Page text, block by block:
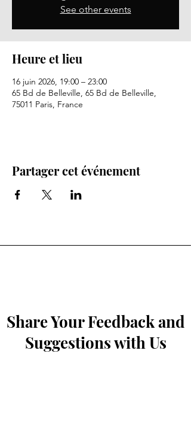
See other events
Heure et lieu
16 juin 2026, 19:00 – 23:00
65 Bd de Belleville, 65 Bd de Belleville,
75011 Paris, France
Partager cet événement
Share Your Feedback and
Suggestions with Us